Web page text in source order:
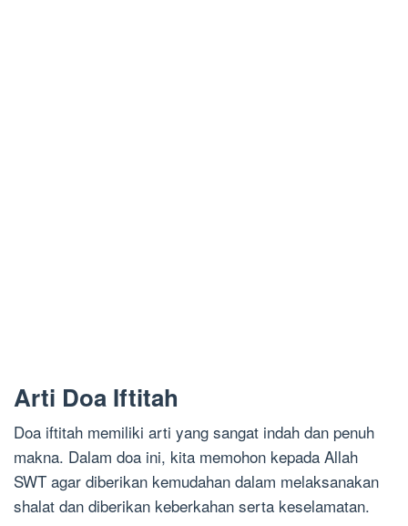
Arti Doa Iftitah
Doa iftitah memiliki arti yang sangat indah dan penuh
makna. Dalam doa ini, kita memohon kepada Allah
SWT agar diberikan kemudahan dalam melaksanakan
shalat dan diberikan keberkahan serta keselamatan.